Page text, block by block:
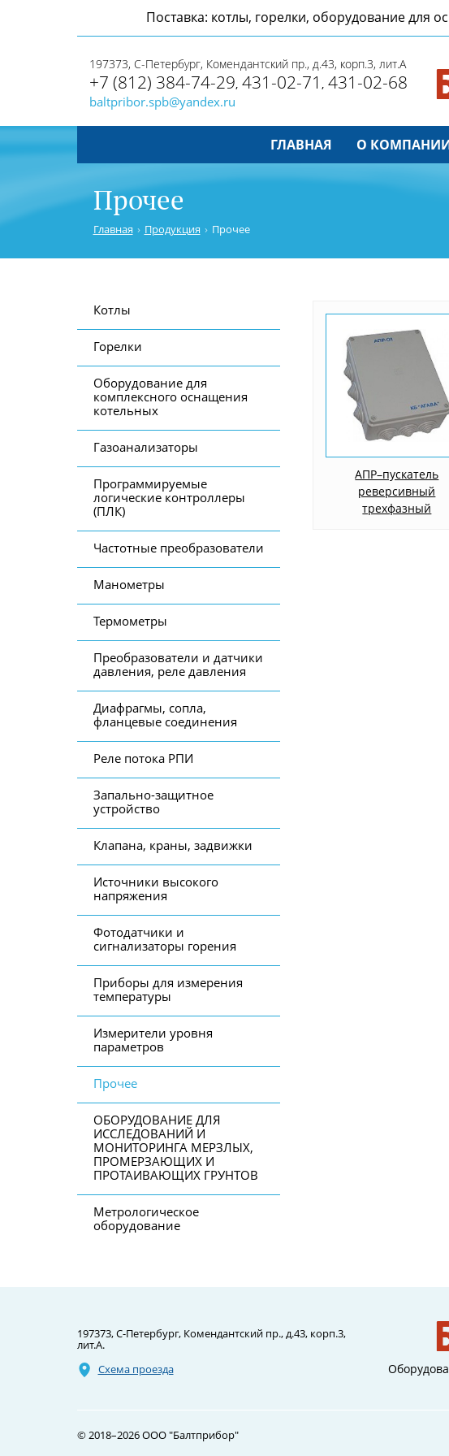
Поставка: котлы, горелки, оборудование для
197373, С-Петербург, Комендантский пр., д.43, корп.3, лит.А
+7 (812) 384-74-29, 431-02-71 , 431-02-68
baltpribor.spb@yandex.ru
ГЛАВНАЯ О
Прочее
Главная Продукция Прочее
Котлы
Горелки
Оборудование для
комплексного оснащения
котельных
Газоанализаторы
Программируемые
логические контроллеры
(ПЛК)
Частотные преобразователи
Манометры
Термометры
Преобразователи и датчики
давления, реле давления
Диафрагмы, сопла,
фланцевые соединения
Реле потока РПИ
Запально-защитное
устройство
Клапана, краны, задвижки
Источники высокого
напряжения
Фотодатчики и
сигнализаторы горения
Приборы для измерения
температуры
Измерители уровня
параметров
Прочее
ОБОРУДОВАНИЕ ДЛЯ
ИССЛЕДОВАНИЙ И
МОНИТОРИНГА МЕРЗЛЫХ,
ПРОМЕРЗАЮЩИХ И
ПРОТАИВАЮЩИХ ГРУНТОВ
Метрологическое
оборудование
АПР–пускатель
реверсивный
трехфазный
197373,С-Петербург, Комендантский пр., д.43, корп.3,
лит.А
Схема проезда
© 2018–2026 ООО "Балтприбор"